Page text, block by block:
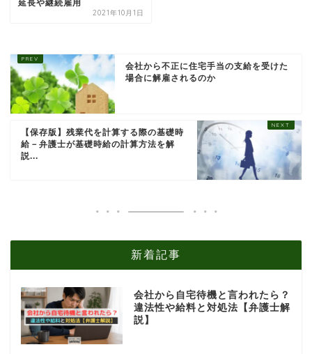
延長や継続雇用
2021年10月1日
会社から不正に住宅手当の支給を受けた
場合に解雇されるのか
【保存版】残業代を計算する際の基礎時
給－弁護士が基礎時給の計算方法を解
説...
新着記事
会社から自宅待機と言われたら？
違法性や給料と対処法【弁護士解
説】